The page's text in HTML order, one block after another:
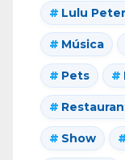
Lulu
Música
Pets
Show